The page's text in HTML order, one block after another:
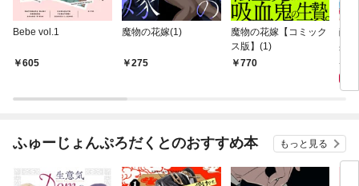
Bebe vol.1
605
魔物の花嫁(1)
275
魔物の花嫁【コミック
ス版】(1)
770
敵
身
ア
上
い
ふゅーじょんぷろだくとのおすすめ本 もっと見る